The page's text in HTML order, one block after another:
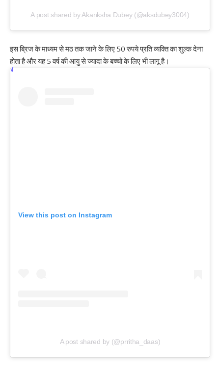
A post shared by Akanksha Dubey (@aksdubey3004)
इस ब्रिज के माध्यम से मठ तक जाने के लिए 50 रुपये प्रति व्यक्ति का शुल्क देना
होता है और यह 5 वर्ष की आयु से ज्यादा के बच्चो के लिए भी लागू है।
View this post on Instagram
A post shared by (@prritha_daas)